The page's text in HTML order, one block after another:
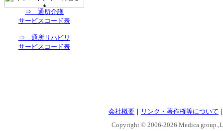
⇒ 通所介護
サービスコード表
⇒ 通所リハビリ
サービスコード表
会社概要 ｜ リンク・著作権等について
Copyright © 2006-2026 Medica